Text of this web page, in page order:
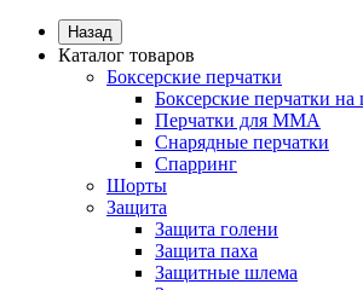
Назад
Каталог товаров
Боксерские перчатки
Боксерские перчатки
Перчатки для ММА
Снарядные перчатки
Спарринг
Шорты
Защита
Защита голени
Защита паха
Защитные шлема